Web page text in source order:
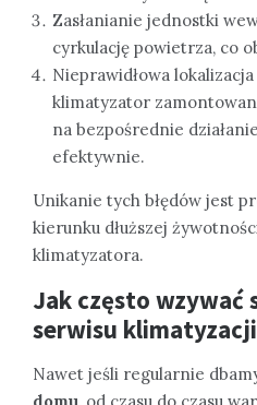
Zasłanianie jednostki
cyrkulację powietrza, co
Nieprawidłowa
klimatyzator
na bezpośrednie
efektywnie.
Unikanie tych błędów jest
kierunku dłuższej
klimatyzatora.
Jak często wzywać
serwisu klimatyzacji
Nawet jeśli regularnie
domu, od czasu do czasu